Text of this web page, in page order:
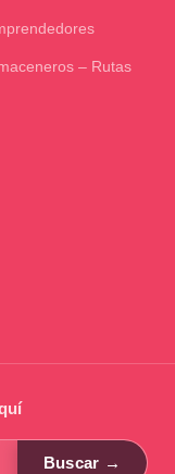
– Rutas
Buscar →